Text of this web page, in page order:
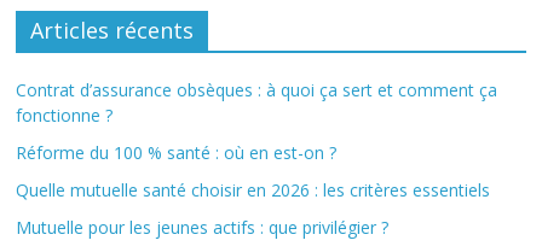
Articles récents
Contrat d’assurance obsèques : à quoi ça sert et comment ça
fonctionne ?
Réforme du 100 % santé : où en est-on ?
Quelle mutuelle santé choisir en 2026 : les critères essentiels
Mutuelle pour les jeunes actifs : que privilégier ?